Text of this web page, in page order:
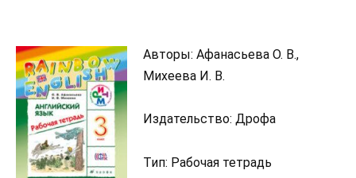
Авторы: Афанасьева О. В.,
Михеева И. В.
Издательство: Дрофа
Тип: Рабочая тетрадь